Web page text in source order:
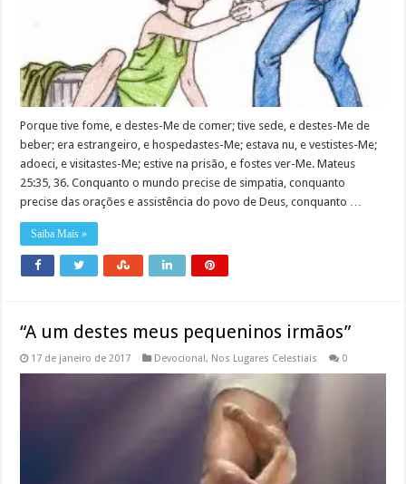
Porque tive fome, e destes-Me de comer; tive sede, e destes-Me de
beber; era estrangeiro, e hospedastes-Me; estava nu, e vestistes-Me;
adoeci, e visitastes-Me; estive na prisão, e fostes ver-Me. Mateus
25:35, 36. Conquanto o mundo precise de simpatia, conquanto
precise das orações e assistência do povo de Deus, conquanto …
Saiba Mais »
“A um destes meus pequeninos irmãos”
17 de janeiro de 2017 Devocional, Nos Lugares Celestiais 0